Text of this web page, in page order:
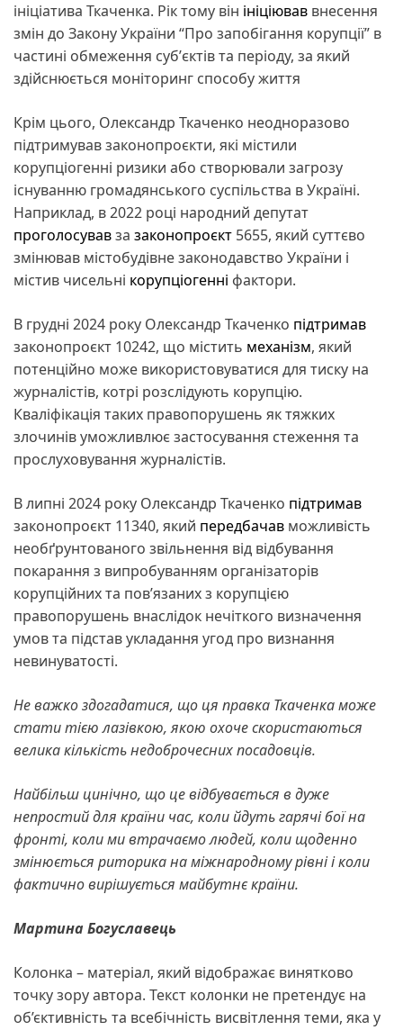
ініціатива Ткаченка. Рік тому він ініціював внесення
змін до Закону України “Про запобігання корупції” в
частині обмеження субʼєктів та періоду, за який
здійснюється моніторинг способу життя
Крім цього, Олександр Ткаченко неодноразово
підтримував законопроєкти, які містили
корупціогенні ризики або створювали загрозу
існуванню громадянського суспільства в Україні.
Наприклад, в 2022 році народний депутат
проголосувавза законопроєкт 5655, який суттєво
змінював містобудівне законодавство України і
містив чисельні корупціогенні фактори.
В грудні 2024 року Олександр Ткаченко підтримав
законопроєкт 10242, що містить механізм, який
потенційно може використовуватися для тиску на
журналістів, котрі розслідують корупцію.
Кваліфікація таких правопорушень як тяжких
злочинів уможливлює застосування стеження та
прослуховування журналістів.
В липні 2024 року Олександр Ткаченко підтримав
законопроєкт 11340, який передбачав можливість
необґрунтованого звільнення від відбування
покарання з випробуванням організаторів
корупційних та пов’язаних з корупцією
правопорушень внаслідок нечіткого визначення
умов та підстав укладання угод про визнання
невинуватості.
Не важко здогадатися, що ця правка Ткаченка може
стати тією лазівкою, якою охоче скористаються
велика кількість недоброчесних посадовців.
Найбільш цинічно, що це відбувається в дуже
непростий для країни час, коли йдуть гарячі бої на
фронті, коли ми втрачаємо людей, коли щоденно
змінюється риторика на міжнародному рівні і коли
фактично вирішується майбутнє країни.
Мартина Богуславець
Колонка – матеріал, який відображає винятково
точку зору автора. Текст колонки не претендує на
об’єктивність та всебічність висвітлення теми, яка у